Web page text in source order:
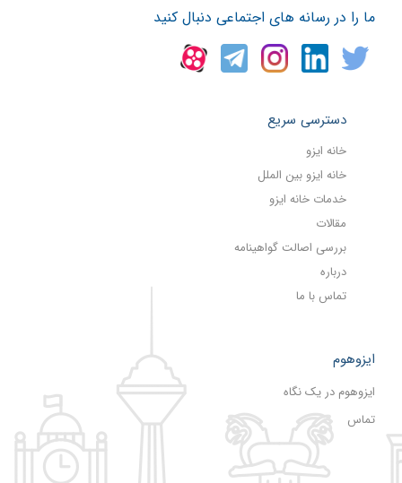
ما را در رسانه های اجتماعی دنبال کنید
دسترسی سریع
خانه ایزو
خانه ایزو بین الملل
خدمات خانه ایزو
مقالات
بررسی اصالت گواهینامه
درباره
تماس با ما
ایزوهوم
ایزوهوم در یک نگاه
تماس